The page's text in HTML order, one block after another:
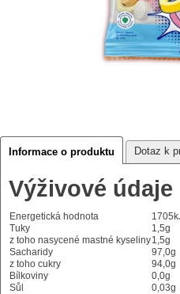
Informace o produktu Dotaz k
Výživové údaje
Energetická hodnota
Tuky
1,5g
z toho nasycené mastné kyseliny1,5g
Sacharidy
97,0g
z toho cukry
94,0g
Bílkoviny
0,0g
Sůl
0,03g